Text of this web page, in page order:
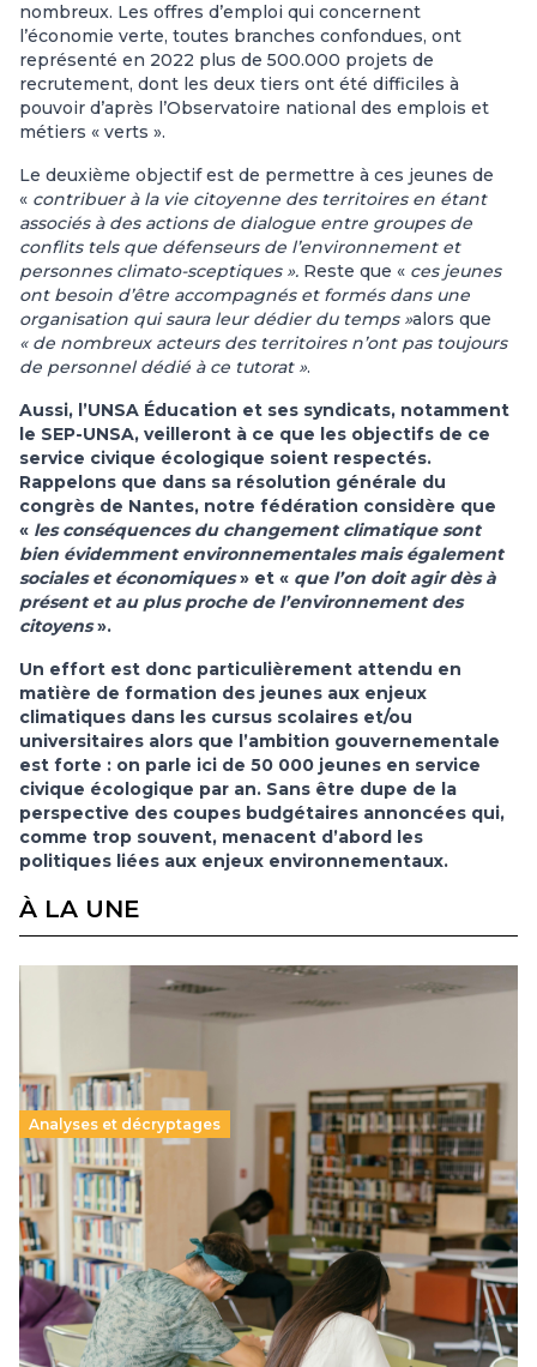
nombreux. Les offres d’emploi qui concernent
l’économie verte, toutes branches confondues, ont
représenté en 2022 plus de 500.000 projets de
recrutement, dont les deux tiers ont été difficiles à
pouvoir d’après l’Observatoire national des emplois et
métiers « verts ».
Le deuxième objectif est de permettre à ces jeunes de
« contribuer à la vie citoyenne des territoires en étant
associés à des actions de dialogue entre groupes de
conflits tels que défenseurs de l’environnement et
personnes climato-sceptiques ». Reste que « ces jeunes
ont besoin d’être accompagnés et formés dans une
organisation qui saura leur dédier du temps »alors que
« de nombreux acteurs des territoires n’ont pas toujours
de personnel dédié à ce tutorat ».
Aussi, l’UNSA Éducation et ses syndicats, notamment
le SEP-UNSA, veilleront à ce que les objectifs de ce
service civique écologique soient respectés.
Rappelons que dans sa résolution générale du
congrès de Nantes, notre fédération considère que
« les conséquences du changement climatique sont
bien évidemment environnementales mais également
sociales et économiques» et « que l’on doit agir dès à
présent et au plus proche de l’environnement des
citoyens».
Un effort est donc particulièrement attendu en
matière de formation des jeunes aux enjeux
climatiques dans les cursus scolaires et/ou
universitaires alors que l’ambition gouvernementale
est forte : on parle ici de 50 000 jeunes en service
civique écologique par an. Sans être dupe de la
perspective des coupes budgétaires annoncées qui,
comme trop souvent, menacent d’abord les
politiques liées aux enjeux environnementaux.
À LA UNE
Analyses et décryptages
Supérieur privé : une dérive qui met à mal la
promesse républicaine
11 juillet 2026-
Le projet de loi sur la régulation de l’enseignement
supérieur privé met en lumière l’amplification d’un système
qui relègue l’acte pédagogique au superfétatoire, voire à…
Lire la suite →